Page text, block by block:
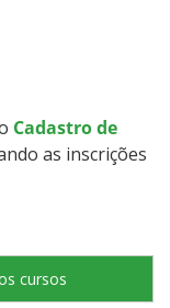
Cadastro de
as inscrições
cursos